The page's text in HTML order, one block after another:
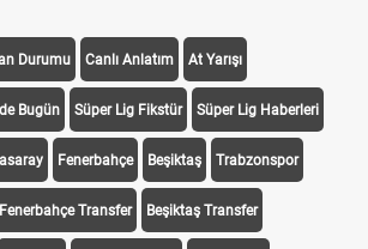
Durumu Canlı Anlatım At Yarışı
Bugün Süper Lig Fikstür Süper Lig Haberleri
Fenerbahçe Beşiktaş Trabzonspor
Fenerbahçe Transfer Beşiktaş Transfer